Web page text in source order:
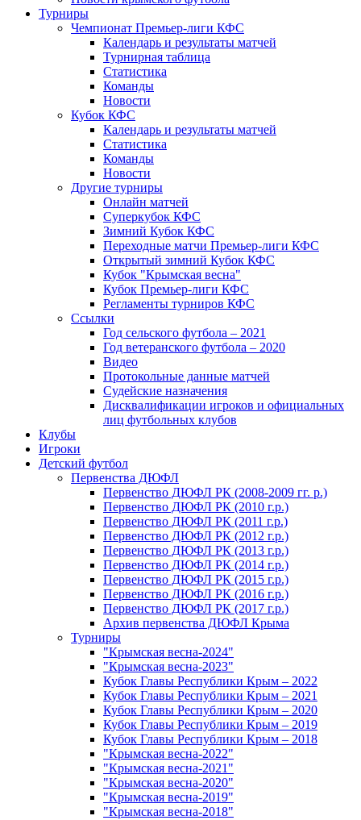
Турниры
Чемпионат Премьер-лиги КФС
Календарь и результаты матчей
Турнирная таблица
Статистика
Команды
Новости
Кубок КФС
Календарь и результаты матчей
Статистика
Команды
Новости
Другие турниры
Онлайн матчей
Суперкубок КФС
Зимний Кубок КФС
Переходные матчи Премьер-лиги КФС
Открытый зимний Кубок КФС
Кубок "Крымская весна"
Кубок Премьер-лиги КФС
Регламенты турниров КФС
Ссылки
Год сельского футбола – 2021
Год ветеранского футбола – 2020
Видео
Протокольные данные матчей
Судейские назначения
Дисквалификации игроков и официальных
лиц футбольных клубов
Клубы
Игроки
Детский футбол
Первенства ДЮФЛ
Первенство ДЮФЛ РК (2008-2009 гг. р.)
Первенство ДЮФЛ РК (2010 г.р.)
Первенство ДЮФЛ РК (2011 г.р.)
Первенство ДЮФЛ РК (2012 г.р.)
Первенство ДЮФЛ РК (2013 г.р.)
Первенство ДЮФЛ РК (2014 г.р.)
Первенство ДЮФЛ РК (2015 г.р.)
Первенство ДЮФЛ РК (2016 г.р.)
Первенство ДЮФЛ РК (2017 г.р.)
Архив первенства ДЮФЛ Крыма
Турниры
"Крымская весна-2024"
"Крымская весна-2023"
Кубок Главы Республики Крым – 2022
Кубок Главы Республики Крым – 2021
Кубок Главы Республики Крым – 2020
Кубок Главы Республики Крым – 2019
Кубок Главы Республики Крым – 2018
"Крымская весна-2022"
"Крымская весна-2021"
"Крымская весна-2020"
"Крымская весна-2019"
"Крымская весна-2018"